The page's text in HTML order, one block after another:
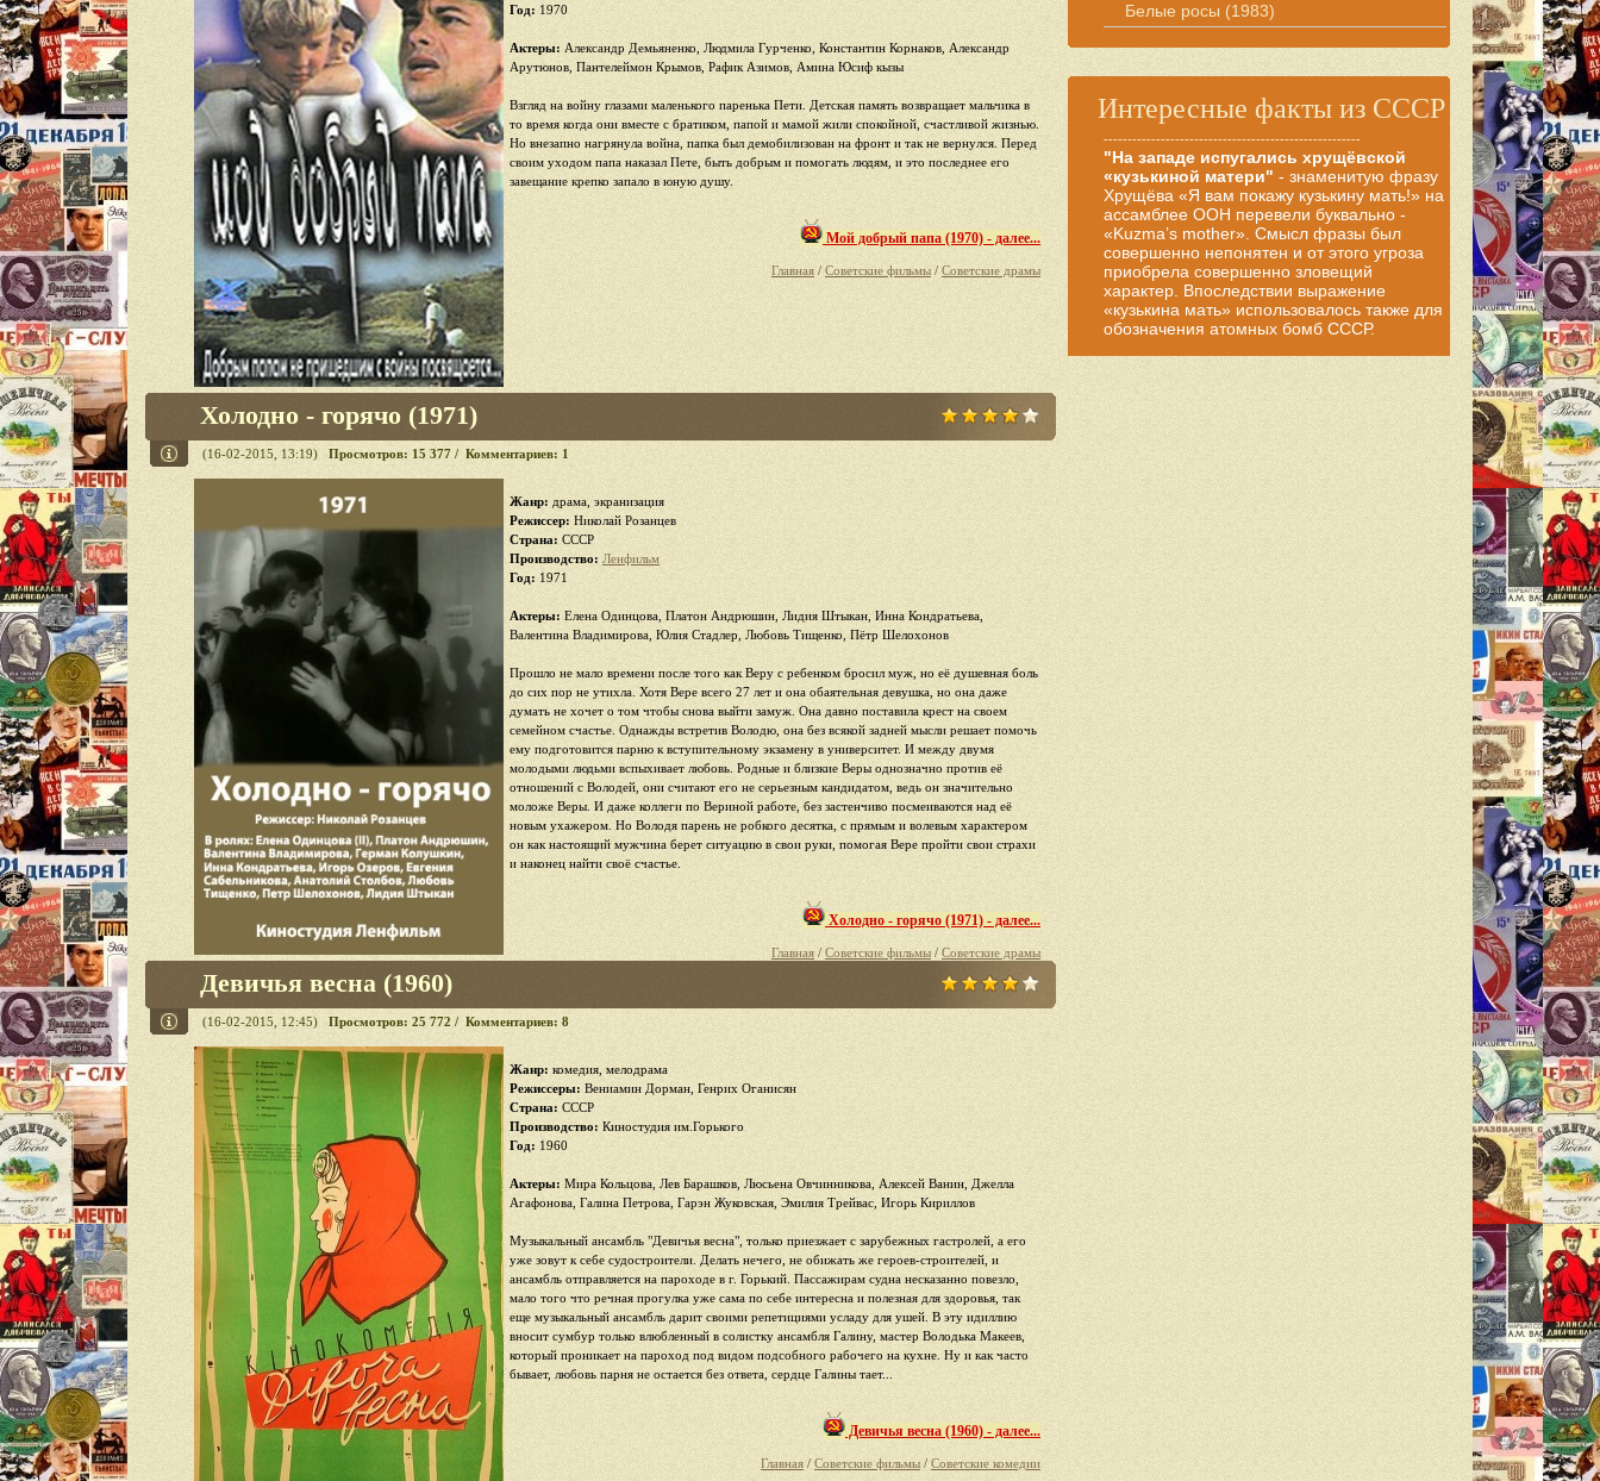
Год: 1970
Актеры: Александр Демьяненко, Людмила Гурченко, Константин Корнаков, Александр
Арутюнов, Пантелеймон Крымов, Рафик Азимов, Амина Юсиф кызы
Взгляд на войну глазами маленького паренька Пети. Детская память возвращает мальчика в
то время когда они вместе с братиком, папой и мамой жили спокойной, счастливой жизнью.
Но внезапно нагрянула война, папка был демобилизован на фронт и так не вернулся. Перед
своим уходом папа наказал Пете, быть добрым и помогать людям, и это последнее его
завещание крепко запало в юную душу.
Мой добрый папа (1970) - далее...
Главная / Советские фильмы / Советские драмы
Холодно - горячо (1971)
(16-02-2015, 13:19) Просмотров: 15 377 / Комментариев: 1
Жанр: драма, экранизация
Режиссер: Николай Розанцев
Страна: СССР
Производство: Ленфильм
Год: 1971
Актеры: Елена Одинцова, Платон Андрюшин, Лидия Штыкан, Инна Кондратьева,
Валентина Владимирова, Юлия Стадлер, Любовь Тищенко, Пётр Шелохонов
Прошло не мало времени после того как Веру с ребенком бросил муж, но её душевная боль
до сих пор не утихла. Хотя Вере всего 27 лет и она обаятельная девушка, но она даже
думать не хочет о том чтобы снова выйти замуж. Она давно поставила крест на своем
семейном счастье. Однажды встретив Володю, она без всякой задней мысли решает помочь
ему подготовится парню к вступительному экзамену в университет. И между двумя
молодыми людьми вспыхивает любовь. Родные и близкие Веры однозначно против её
отношений с Володей, они считают его не серьезным кандидатом, ведь он значительно
моложе Веры. И даже коллеги по Вериной работе, без застенчиво посмеиваются над её
новым ухажером. Но Володя парень не робкого десятка, с прямым и волевым характером
он как настоящий мужчина берет ситуацию в свои руки, помогая Вере пройти свои страхи
и наконец найти своё счастье.
Холодно - горячо (1971) - далее...
Главная / Советские фильмы / Советские драмы
Девичья весна (1960)
(16-02-2015, 12:45) Просмотров: 25 772 / Комментариев: 8
Жанр: комедия, мелодрама
Режиссеры: Вениамин Дорман, Генрих Оганисян
Страна: СССР
Производство: Киностудия им.Горького
Год: 1960
Актеры: Мира Кольцова, Лев Барашков, Люсьена Овчинникова, Алексей Ванин, Джелла
Агафонова, Галина Петрова, Гарэн Жуковская, Эмилия Трейвас, Игорь Кириллов
Музыкальный ансамбль "Девичья весна", только приезжает с зарубежных гастролей, а его
уже зовут к себе судостроители. Делать нечего, не обижать же героев-строителей, и
ансамбль отправляется на пароходе в г. Горький. Пассажирам судна несказанно повезло,
мало того что речная прогулка уже сама по себе интересна и полезная для здоровья, так
еще музыкальный ансамбль дарит своими репетициями усладу для ушей. В эту идиллию
вносит сумбур только влюбленный в солистку ансамбля Галину, мастер Володька Макеев,
который проникает на пароход под видом подсобного рабочего на кухне. Ну и как часто
бывает, любовь парня не остается без ответа, сердце Галины тает...
Девичья весна (1960) - далее...
Главная / Советские фильмы / Советские комедии
Белые росы (1983)
Интересные факты из СССР
------------------------------------------------------
"На западе испугались хрущёвской
«кузькиной матери" - знаменитую фразу
Хрущёва «Я вам покажу кузькину мать!» на
ассамблее ООН перевели буквально -
«Kuzma’s mother». Смысл фразы был
совершенно непонятен и от этого угроза
приобрела совершенно зловещий
характер. Впоследствии выражение
«кузькина мать» использовалось также для
обозначения атомных бомб СССР.